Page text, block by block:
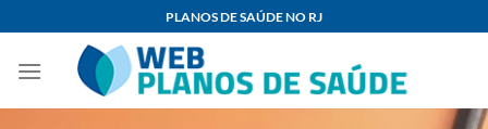
content
PLANOS DE SAÚDE NO RJ